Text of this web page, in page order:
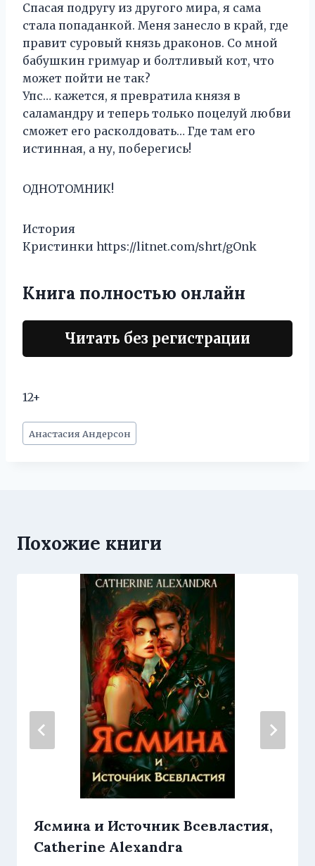
Спасая подругу из другого мира, я сама
стала попаданкой. Меня занесло в край, где
правит суровый князь драконов. Со мной
бабушкин гримуар и болтливый кот, что
может пойти не так?
Упс… кажется, я превратила князя в
саламандру и теперь только поцелуй любви
сможет его расколдовать… Где там его
истинная, а ну, поберегись!
ОДНОТОМНИК!
История
Кристинки https://litnet.com/shrt/gOnk
Книга полностью онлайн
Читать без регистрации
12+
Метки
записи:
Анастасия Андерсон
Похожие книги
Ясмина и Источник Всевластия,
Catherine Alexandra